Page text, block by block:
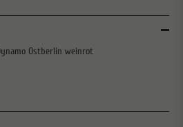
Ostberlin weinrot